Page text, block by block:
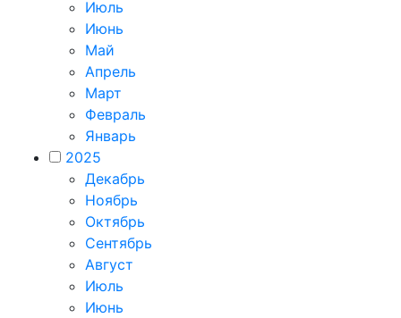
Июль
Июнь
Май
Апрель
Март
Февраль
Январь
2025
Декабрь
Ноябрь
Октябрь
Сентябрь
Август
Июль
Июнь